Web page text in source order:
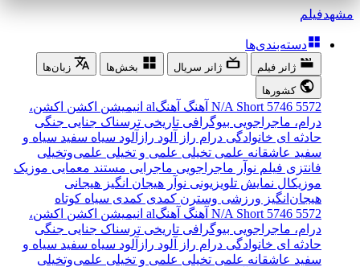
مشهدفیلم
دسته‌بندی‌ها
ژانر فیلم ژانر سریال بخش‌ها
زبان‌ها
کشورها
5572
5746
N/A Short آهنگ آهنگal انیمیشن اکشن اکشن،
درام، ماجراجویی بیوگرافی تاریخی ترسناک جنایی جنگی
حادثه ای خانوادگی درام راز آلود رازآلود سیاه سفید سیاه و
سفید عاشقانه علمی تخیلی علمی و تخیلی علمی‌و‌تخیلی
فانتزی فیلم نوآر ماجراجویی ماجرایی مستند معمایی موزیک
موزیکال نمایش تلویزیونی نوآر هیجان انگیز هیجانی
هیجان‌انگیز ورزشی وسترن کمدی کمدی سیاه کوتاه
5572
5746
N/A Short آهنگ آهنگal انیمیشن اکشن اکشن،
درام، ماجراجویی بیوگرافی تاریخی ترسناک جنایی جنگی
حادثه ای خانوادگی درام راز آلود رازآلود سیاه سفید سیاه و
سفید عاشقانه علمی تخیلی علمی و تخیلی علمی‌و‌تخیلی